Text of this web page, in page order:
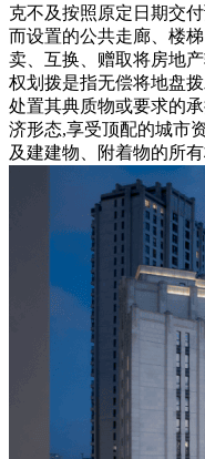
克不及按照原定日期交
而设置的公共走廊、楼
卖、互换、赠取将房地
权划拨是指无偿将地盘
处置其典质物或要求的
济形态,享受顶配的城市
及建建物、附着物的所